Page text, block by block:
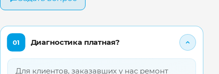
Задать вопрос